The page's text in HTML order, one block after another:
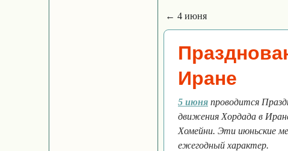
← 4 июня
Иране
5 июня проводится
движения Хордада в
Хомейни. Эти июньские
ежегодный характер.